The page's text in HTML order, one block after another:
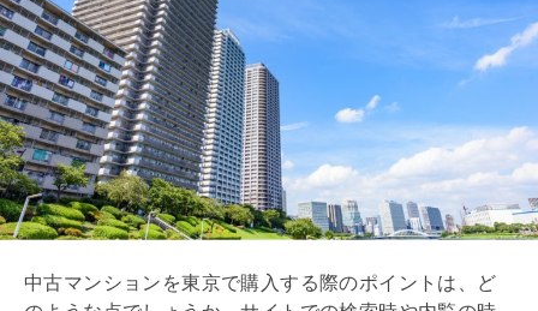
中古マンションを東京で購入する際のポイントは、ど